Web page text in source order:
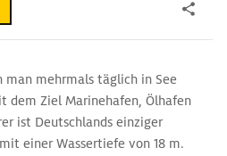
man mehrmals täglich in See
dem Ziel Marinehafen, Ölhafen
ist Deutschlands einziger
einer Wassertiefe von 18 m.